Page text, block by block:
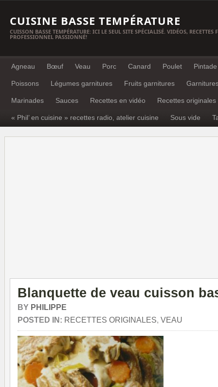
CUISINE BASSE TEMPÉRATURE
CUISSON BASSE TEMPÉRATURE: ICI LE SEUL SITE SPÉCIALISÉ. VIDÉOS, RECETTES
PROFESSIONNEL PASSIONNÉ!
Agneau Bœuf Veau Porc Canard Poulet Pintade
Poissons Légumes garnitures Fruits garnitures
Marinades Sauces Recettes en vidéo Recettes originales
« Phil’ en cuisine » recettes radio, atelier cuisine Sous vide
Blanquette de veau cuisson
BY PHILIPPE
POSTED IN: RECETTES ORIGINALES, VEAU